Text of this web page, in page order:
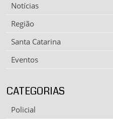
Notícias
Região
Santa Catarina
Eventos
CATEGORIAS
Policial